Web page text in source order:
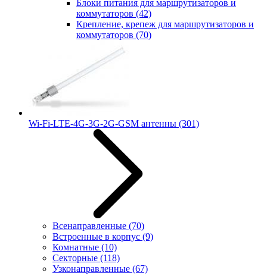
Блоки питания для маршрутизаторов и
коммутаторов (42)
Крепление, крепеж для маршрутизаторов и
коммутаторов (70)
Wi-Fi-LTE-4G-3G-2G-GSM антенны (301)
Всенаправленные (70)
Встроенные в корпус (9)
Комнатные (10)
Секторные (118)
Узконаправленные (67)